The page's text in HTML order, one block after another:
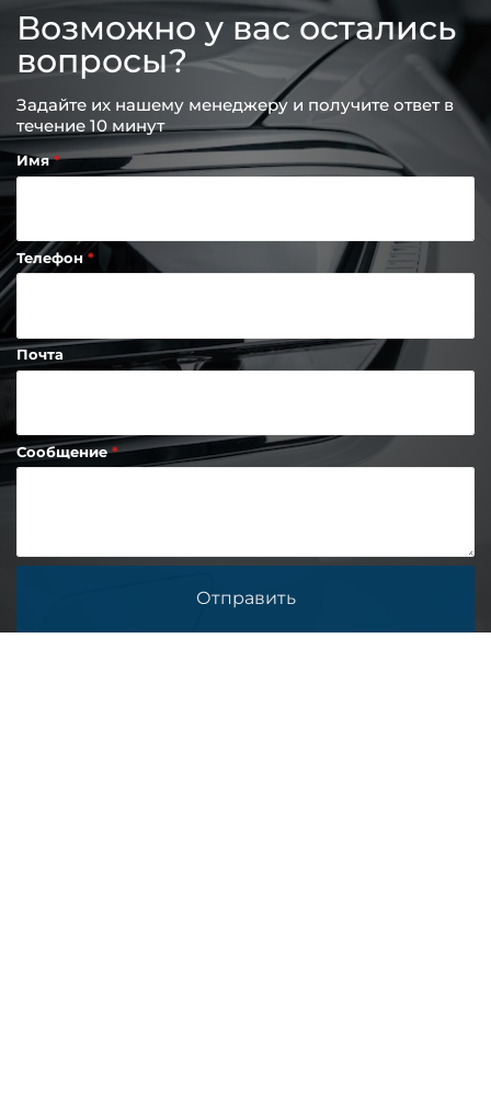
Возможно у вас остались
вопросы?
Задайте их нашему менеджеру и получите ответ в
течение 10 минут
Имя
Телефон
Почта
Сообщение